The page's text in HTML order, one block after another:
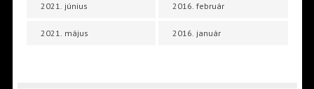
2021. június
2021. május
2016. február
2016. január